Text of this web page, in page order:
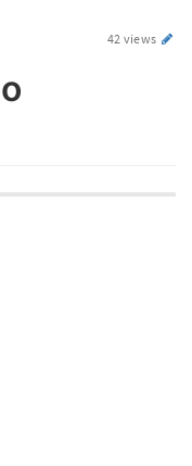
42 views